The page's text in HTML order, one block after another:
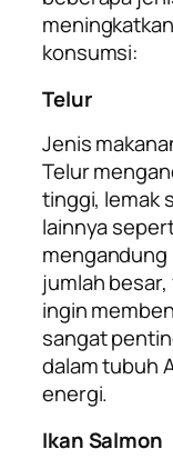
konsumsi:
Telur
Jenis
Telur
tinggi, lemak
lainnya
mengandung
jumlah
ingin
sangat
dalam tubuh
energi.
Ikan Salmon